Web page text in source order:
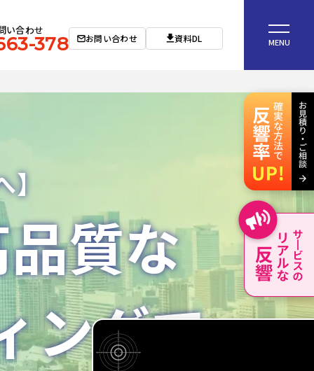
い合わせ
378 お問い合わせ 資料DL MENU
質な
ングで